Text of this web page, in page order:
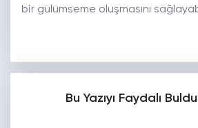
bir gülümseme oluşmasını
Bu Yazıyı Faydalı